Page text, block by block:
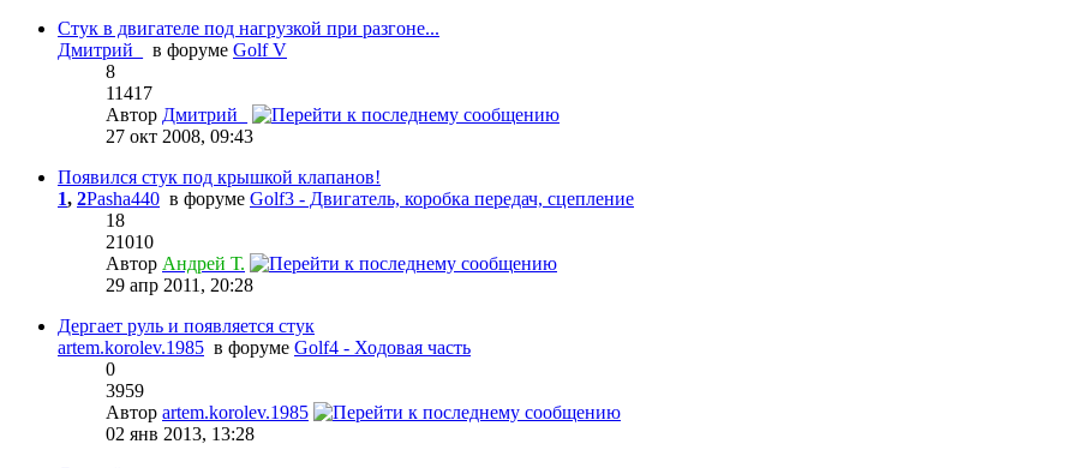
Стук в двигателе под нагрузкой при разгоне...
Дмитрий_
в форуме Golf V
8
11417
Автор Дмитрий_
27 окт 2008, 09:43
Появился стук под крышкой клапанов!
1, 2Pasha440 в форуме Golf3 - Двигатель, коробка передач, сцепление
18
21010
Автор Андрей Т.
29 апр 2011, 20:28
Дергает руль и появляется стук
artem.korolev.1985 в форуме Golf4 - Ходовая часть
0
3959
Автор artem.korolev.1985
02 янв 2013, 13:28